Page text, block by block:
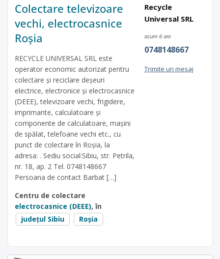
Colectare televizoare
vechi, electrocasnice
Roșia
RECYCLE UNIVERSAL SRL este
operator economic autorizat pentru
colectare și reciclare deșeuri
electrice, electronice și electrocasnice
(DEEE), televizoare vechi, frigidere,
imprimante, calculatoare și
componente de calculatoare, mașini
de spălat, telefoane vechi etc., cu
punct de colectare în Roșia, la
adresa: . Sediu social:Sibiu, str. Petrila,
nr. 18, ap. 2 Tel. 0748148667
Persoana de contact Barbat […]
Centru de colectare
electrocasnice (DEEE), în
județul Sibiu
Roșia
Recycle
Universal SRL
acum 6 ani
0748148667
Trimite un mesaj